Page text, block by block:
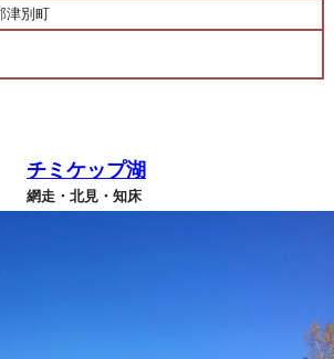
津別町
チミケップ湖
網走・北見・知床